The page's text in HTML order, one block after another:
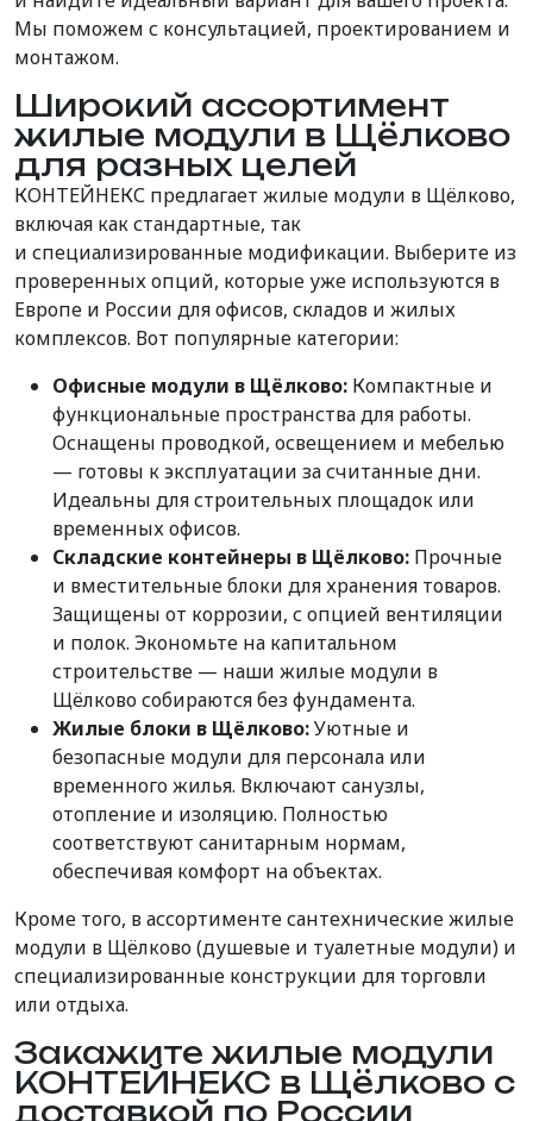
Мы поможем с консультацией, проектированием и
монтажом.
Широкий ассортимент
жилые модули в Щёлково
для разных целей
КОНТЕЙНЕКС предлагает жилые модули в Щёлково,
включая как стандартные, так
и специализированные модификации. Выберите из
проверенных опций, которые уже используются в
Европе и России для офисов, складов и жилых
комплексов. Вот популярные категории:
Офисные модули в Щёлково: Компактные и
функциональные пространства для работы.
Оснащены проводкой, освещением и мебелью
— готовы к эксплуатации за считанные дни.
Идеальны для строительных площадок или
временных офисов.
Складские контейнеры в Щёлково: Прочные
и вместительные блоки для хранения товаров.
Защищены от коррозии, с опцией вентиляции
и полок. Экономьте на капитальном
строительстве — наши жилые модули в
Щёлково собираются без фундамента.
Жилые блоки в Щёлково:Уютные и
безопасные модули для персонала или
временного жилья. Включают санузлы,
отопление и изоляцию. Полностью
соответствуют санитарным нормам,
обеспечивая комфорт на объектах.
Кроме того, в ассортименте сантехнические жилые
модули в Щёлково (душевые и туалетные модули) и
специализированные конструкции для торговли
или отдыха.
Закажите жилые модули
КОНТЕЙНЕКС в Щёлково с
доставкой по России